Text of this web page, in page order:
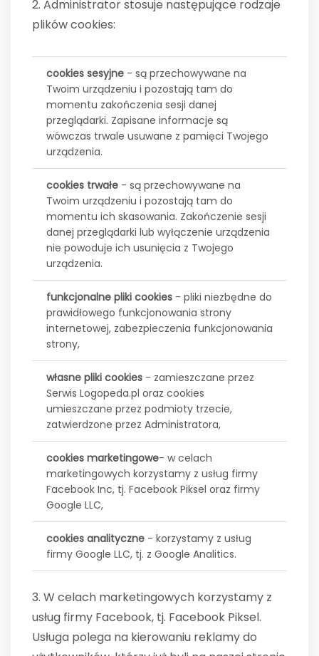
2. Administrator stosuje następujące rodzaje
plików cookies:
cookies sesyjne - są przechowywane na
Twoim urządzeniu i pozostają tam do
momentu zakończenia sesji danej
przeglądarki. Zapisane informacje są
wówczas trwale usuwane z pamięci Twojego
urządzenia.
cookies trwałe - są przechowywane na
Twoim urządzeniu i pozostają tam do
momentu ich skasowania. Zakończenie sesji
danej przeglądarki lub wyłączenie urządzenia
nie powoduje ich usunięcia z Twojego
urządzenia.
funkcjonalne pliki cookies - pliki niezbędne do
prawidłowego funkcjonowania strony
internetowej, zabezpieczenia funkcjonowania
strony,
własne pliki cookies - zamieszczane przez
Serwis Logopeda.pl oraz cookies
umieszczane przez podmioty trzecie,
zatwierdzone przez Administratora,
cookies marketingowe- w celach
marketingowych korzystamy z usług firmy
Facebook Inc, tj. Facebook Piksel oraz firmy
Google LLC,
cookies analityczne - korzystamy z usług
firmy Google LLC, tj. z Google Analitics.
3. W celach marketingowych korzystamy z
usług firmy Facebook, tj. Facebook Piksel.
Usługa polega na kierowaniu reklamy do